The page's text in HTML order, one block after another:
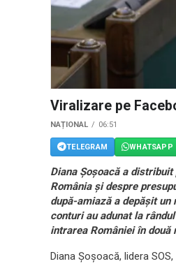
Viralizare pe
NAȚIONAL 06:51
TELEGRAM WHATSAPP
Diana Șoșoacă a
România și despre
după-amiază a depășit
conturi au adunat la
intrarea României în
Diana Șoșoacă, lidera